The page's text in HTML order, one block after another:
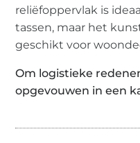
reliëfoppervlak is
tassen, maar het
geschikt voor
Om logistieke
opgevouwen in een